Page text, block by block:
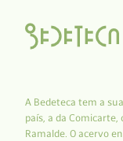
A Bedeteca tem a
país, a da Comicarte,
Ramalde. O acervo